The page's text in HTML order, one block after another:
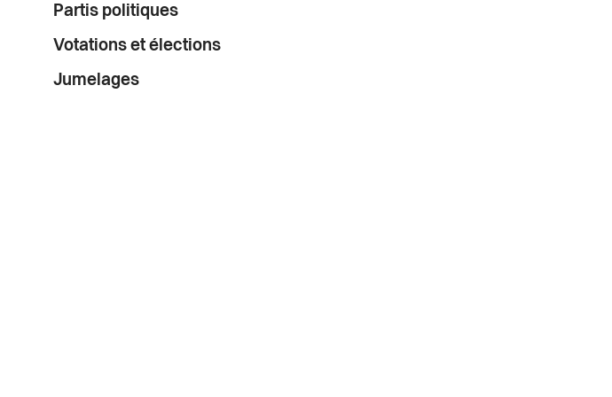
Partis politiques
Votations et élections
Jumelages